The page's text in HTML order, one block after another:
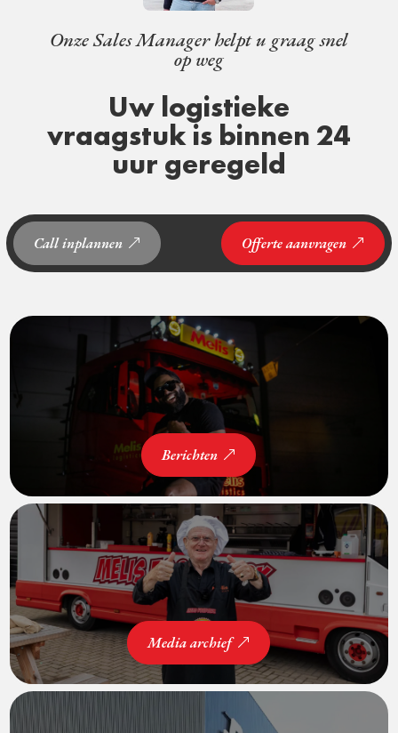
Onze Sales Manager helpt u graag snel
op weg
Uw logistieke
vraagstuk is binnen 24
uur geregeld
Call inplannen Offerte aanvragen
Berichten
Media archief